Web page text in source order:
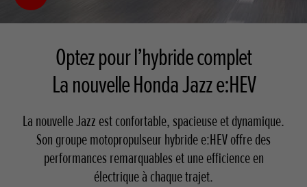
Optez pour l’hybride complet
La nouvelle Honda Jazz e:HEV
La nouvelle Jazz est confortable, spacieuse et dynamique.
Son groupe motopropulseur hybride e:HEV offre des
performances remarquables et une efficience en
électrique à chaque trajet.